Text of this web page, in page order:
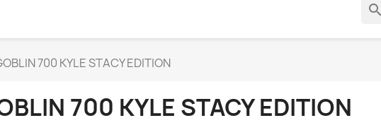
search
700 KYLE STACY EDITION
700 KYLE STACY EDITION